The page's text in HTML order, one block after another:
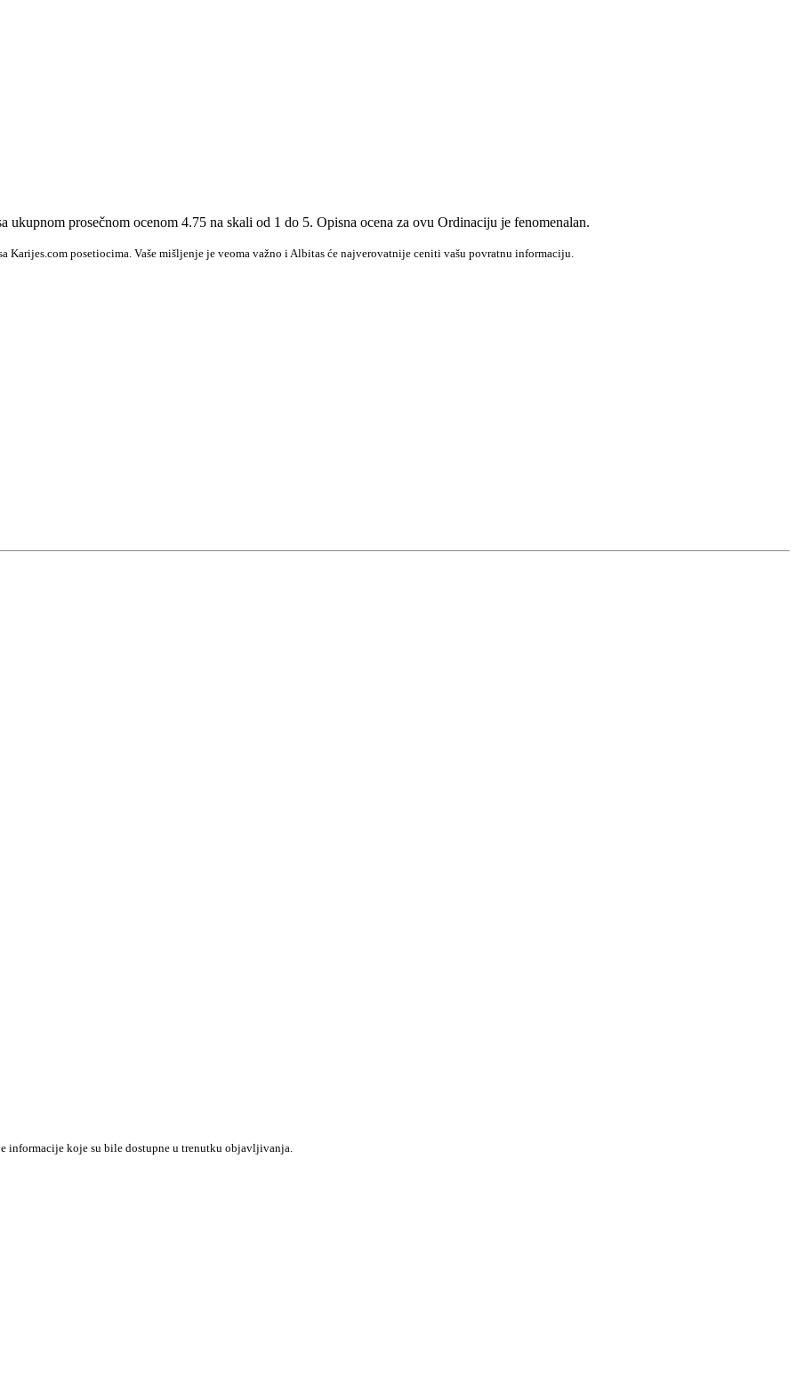
ukupnom prosečnom ocenom 4.75 na skali od 1 do 5. Opisna ocena za ovu Ordinaciju je fenomenalan.
Karijes.com posetiocima. Vaše mišljenje je veoma važno i Albitas će najverovatnije ceniti vašu povratnu informaciju.
informacije koje su bile dostupne u trenutku objavljivanja.